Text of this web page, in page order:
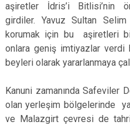
aşiretler İdris’i Bitlisi’nin
girdiler. Yavuz Sultan Selim
korumak için bu aşiretleri
onlara geniş imtiyazlar verdi
beyleri olarak yararlanmaya
Kanuni zamanında Safeviler
olan yerleşim bölgelerinde
ve Malazgirt çevresi de